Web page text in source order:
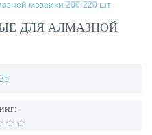
ДЛЯ АЛМАЗНОЙ
25